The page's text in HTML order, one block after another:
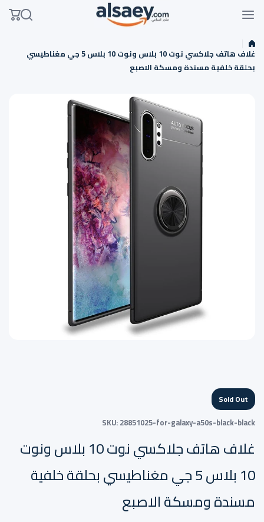
Skip to content
غلاف هاتف جلاكسي نوت 10 بلاس ونوت 10 بلاس 5 جي مغناطيسي
بحلقة خلفية مسندة ومسكة الاصبع
Sold Out
SKU:28851025-for-galaxy-a50s-black-black
غلاف هاتف جلاكسي نوت 10 بلاس ونوت
10 بلاس 5 جي مغناطيسي بحلقة خلفية
مسندة ومسكة الاصبع